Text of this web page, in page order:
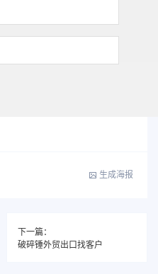
生成海报
下一篇：
破碎锤外贸出口找客户